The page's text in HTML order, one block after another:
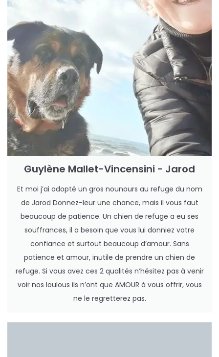
Guylène Mallet-Vincensini - Jarod
Et moi j’ai adopté un gros nounours au refuge du nom
de Jarod Donnez-leur une chance, mais il vous faut
beaucoup de patience. Un chien de refuge a eu ses
souffrances, il a besoin que vous lui donniez votre
confiance et surtout beaucoup d’amour. Sans
patience et amour, inutile de prendre un chien de
refuge. Si vous avez ces 2 qualités n’hésitez pas à venir
voir nos loulous ils n’ont que AMOUR à vous offrir, vous
ne le regretterez pas.